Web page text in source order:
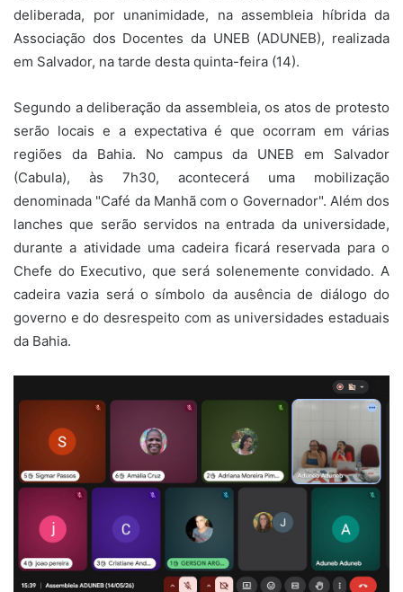
deliberada, por unanimidade, na assembleia híbrida da
Associação dos Docentes da UNEB (ADUNEB), realizada
em Salvador, na tarde desta quinta-feira (14).
Segundo a deliberação da assembleia, os atos de protesto
serão locais e a expectativa é que ocorram em várias
regiões da Bahia. No campus da UNEB em Salvador
(Cabula), às 7h30, acontecerá uma mobilização
denominada "Café da Manhã com o Governador". Além dos
lanches que serão servidos na entrada da universidade,
durante a atividade uma cadeira ficará reservada para o
Chefe do Executivo, que será solenemente convidado. A
cadeira vazia será o símbolo da ausência de diálogo do
governo e do desrespeito com as universidades estaduais
da Bahia.